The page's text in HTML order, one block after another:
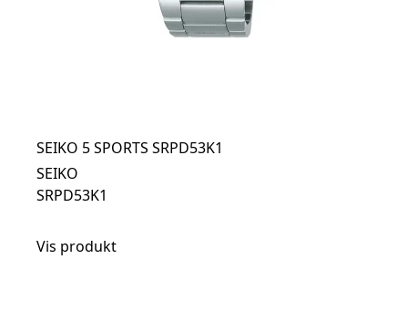
SEIKO 5 SPORTS SRPD53K1
SEIKO
SRPD53K1
Vis produkt